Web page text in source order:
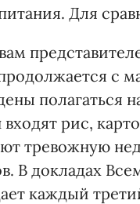
Для
с
полагаться
рис,
тревожную
В докладах
каждый